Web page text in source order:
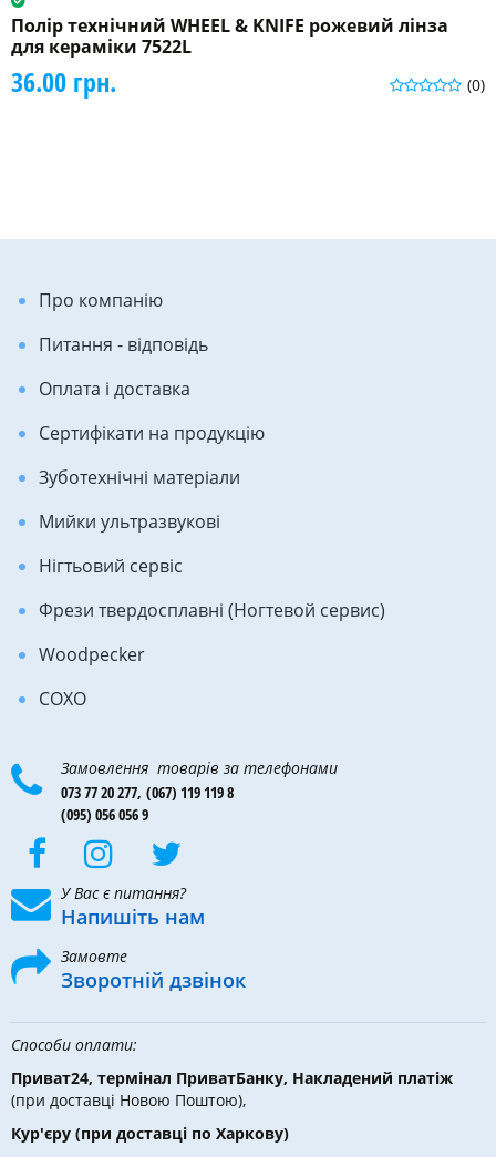
Полір технічний WHEEL & KNIFE рожевий лінза
для кераміки 7522L
(0)
36.00 грн.
Про компанію
Питання - відповідь
Оплата і доставка
Сертифікати на продукцію
Зуботехнічні матеріали
Мийки ультразвукові
Нігтьовий сервіс
Фрези твердосплавні (Ногтевой сервис)
Woodpecker
COXO
Замовлення товарів за телефонами
073 77 20 277, (067) 119 119 8
(095) 056 056 9
У Вас є питання?
Напишіть нам
Замовте
Зворотній дзвінок
Способи оплати:
Приват24, термінал ПриватБанку, Накладений платіж
(при доставці Новою Поштою),
Кур'єру (при доставці по Харкову)